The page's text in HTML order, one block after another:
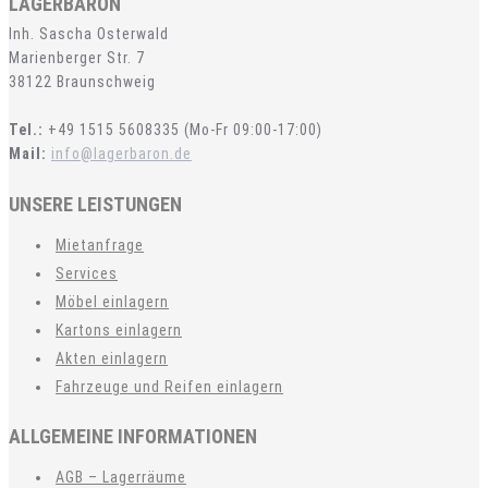
Inh. Sascha Osterwald
Marienberger Str. 7
38122 Braunschweig
Tel.: +49 1515 5608335 (Mo-Fr 09:00-17:00)
Mail: info@lagerbaron.de
UNSERE LEISTUNGEN
Mietanfrage
Services
Möbel einlagern
Kartons einlagern
Akten einlagern
Fahrzeuge und Reifen einlagern
ALLGEMEINE INFORMATIONEN
AGB – Lagerräume